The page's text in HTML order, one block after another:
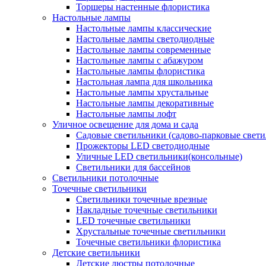
Торшеры настенные флористика
Настольные лампы
Настольные лампы классические
Настольные лампы светодиодные
Настольные лампы современные
Настольные лампы с абажуром
Настольные лампы флористика
Настольная лампа для школьника
Настольные лампы хрустальные
Настольные лампы декоративные
Настольные лампы лофт
Уличное освещение для дома и сада
Садовые светильники (садово-парковые
Прожекторы LED светодиодные
Уличные LED светильники(консольные)
Светильники для бассейнов
Светильники потолочные
Точечные светильники
Светильники точечные врезные
Накладные точечные светильники
LED точечные светильники
Хрустальные точечные светильники
Точечные светильники флористика
Детские светильники
Детские люстры потолочные